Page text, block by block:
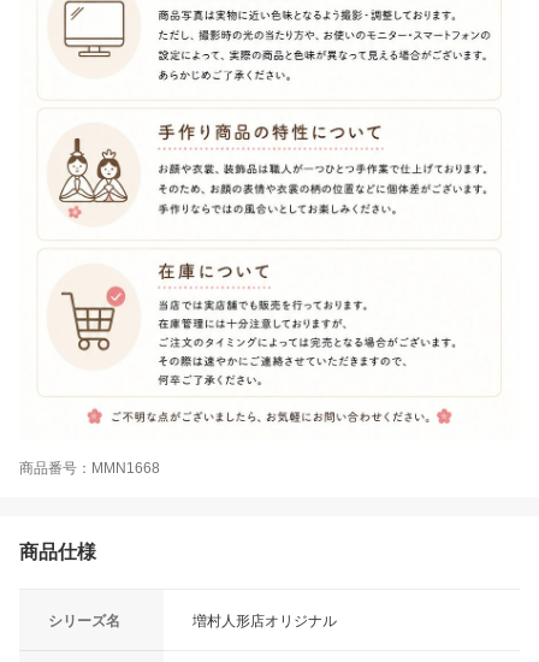
商品番号：MMN1668
商品仕様
シリーズ名 増村人形店オリジナル